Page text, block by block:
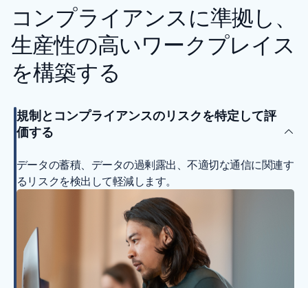
コンプライアンスに準拠し、
生産性の高いワークプレイス
を構築する
規制とコンプライアンスのリスクを特定して評
価する
データの蓄積、データの過剰露出、不適切な通信に関連す
るリスクを検出して軽減します。